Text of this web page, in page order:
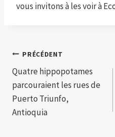
vous invitons à les voir à
Navigation
de
l’article
PRÉCÉDENT
Quatre hippopotames
parcouraient les rues de
Puerto Triunfo,
Antioquia